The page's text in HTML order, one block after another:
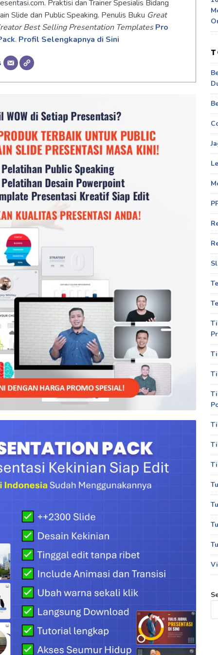
Praktisi dan Trainer Spesialis Bidang
Slide dan Public Speaking. Penulis Buku Great
Best Selling Presentation Templates Pro
. Profil Selengkapnya di Sini